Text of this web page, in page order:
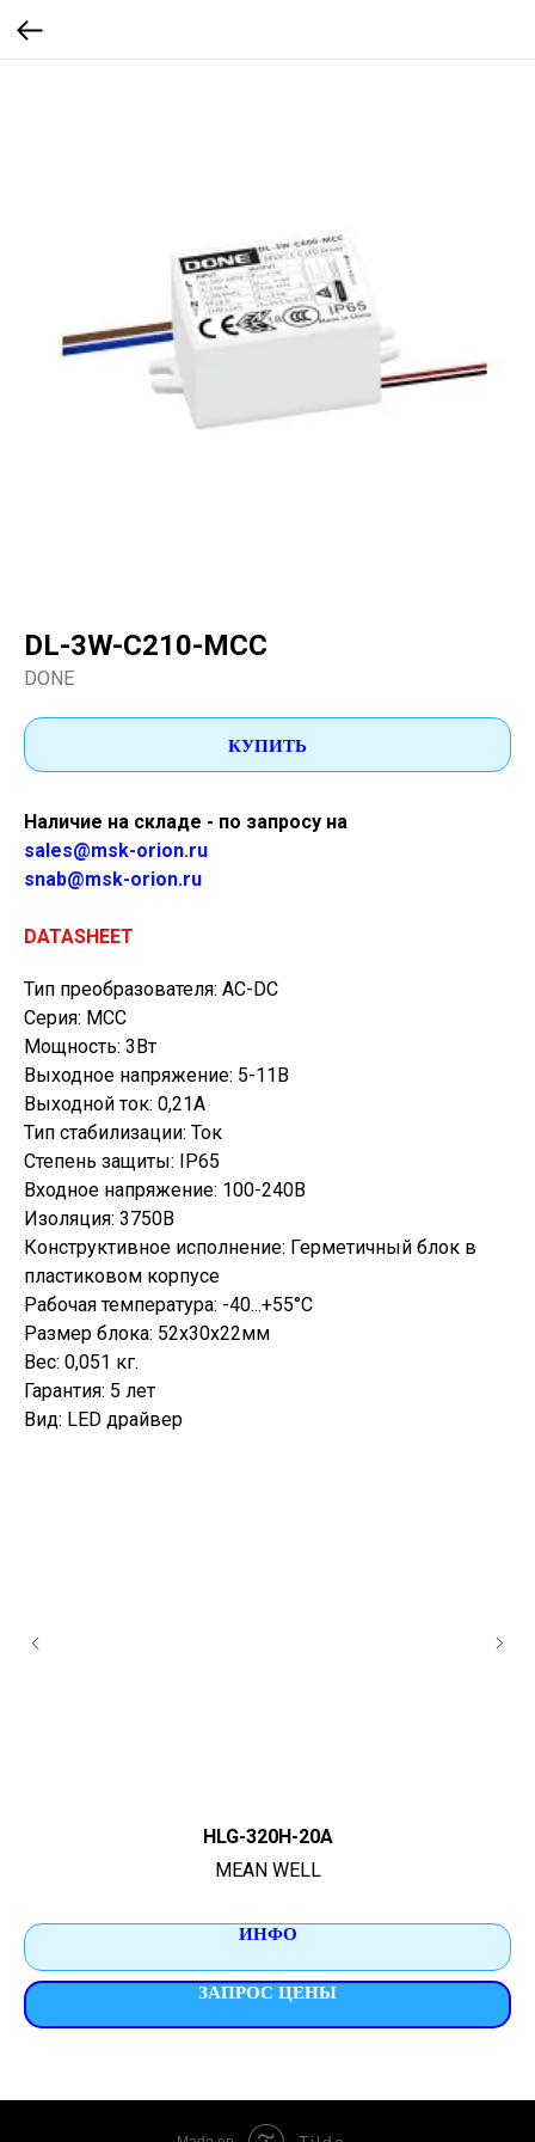
DL-3W-C210-MCC
DONE
КУПИТЬ
Наличие на складе - по запросу на
sales@msk-orion.ru
snab@msk-orion.ru
DATASHEET
Тип преобразователя: AC-DC
Серия: MCC
Мощность: 3Вт
Выходное напряжение: 5-11В
Выходной ток: 0,21A
Тип стабилизации: Ток
Степень защиты: IP65
Входное напряжение: 100-240В
Изоляция: 3750В
Конструктивное исполнение: Герметичный блок в
пластиковом корпусе
Рабочая температура: -40...+55°C
Размер блока: 52х30х22мм
Вес: 0,051 кг.
Гарантия: 5 лет
Вид: LED драйвер
HLG-320H-20A
MEAN WELL
ИНФО
ЗАПРОС ЦЕНЫ